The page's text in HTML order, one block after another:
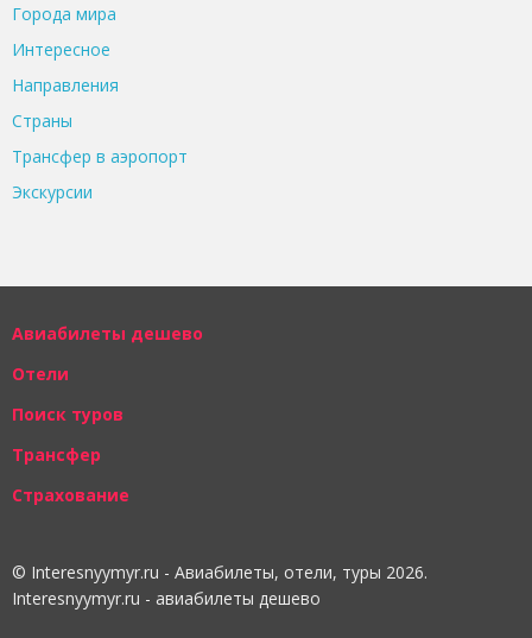
Города мира
Интересное
Направления
Страны
Трансфер в аэропорт
Экскурсии
Авиабилеты дешево
Отели
Поиск туров
Трансфер
Страхование
© Interesnyymyr.ru - Авиабилеты, отели, туры 2026.
Interesnyymyr.ru - авиабилеты дешево